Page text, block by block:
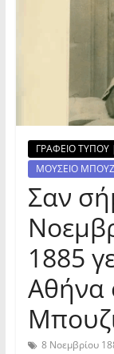
ΓΡΑΦΕΙΟ ΤΥΠΟΥ
ΜΟΥΣΕΙΟ
Σαν
1885
Αθήνα
8 Νοεμβρίου